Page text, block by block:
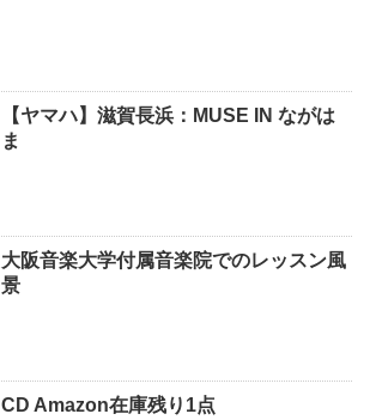
【ヤマハ】滋賀長浜：MUSE IN ながは
ま
大阪音楽大学付属音楽院でのレッスン風
景
CD Amazon在庫残り1点